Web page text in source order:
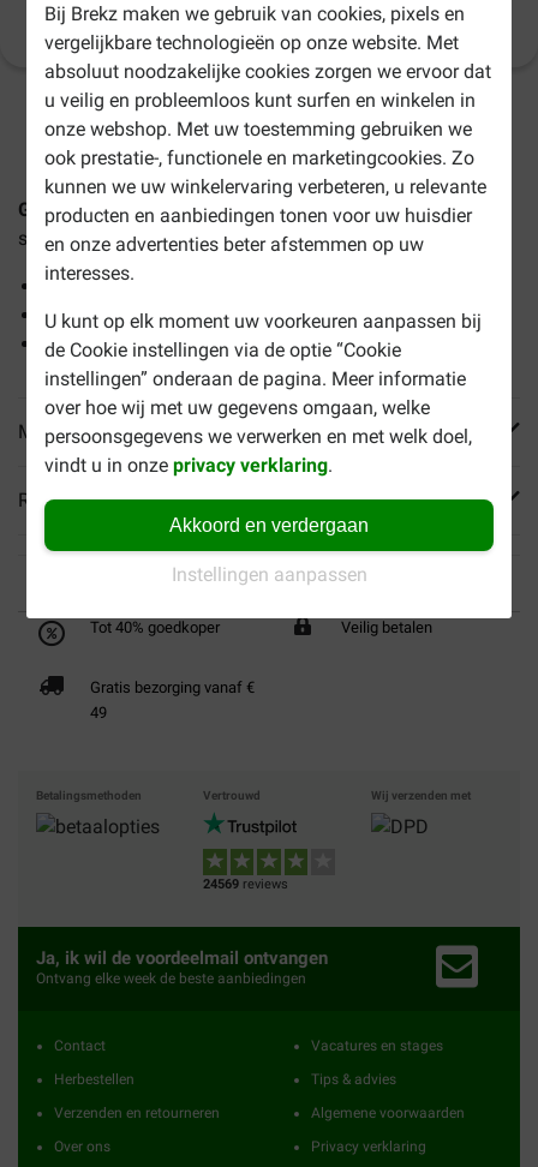
Bij Brekz maken we gebruik van cookies, pixels en
vergelijkbare technologieën op onze website. Met
absoluut noodzakelijke cookies zorgen we ervoor dat
u veilig en probleemloos kunt surfen en winkelen in
onze webshop. Met uw toestemming gebruiken we
ook prestatie-, functionele en marketingcookies. Zo
kunnen we uw winkelervaring verbeteren, u relevante
producten en aanbiedingen tonen voor uw huisdier
en onze advertenties beter afstemmen op uw
interesses.
U kunt op elk moment uw voorkeuren aanpassen bij
de Cookie instellingen via de optie “Cookie
instellingen” onderaan de pagina. Meer informatie
over hoe wij met uw gegevens omgaan, welke
persoonsgegevens we verwerken en met welk doel,
vindt u in onzeprivacy verklaring.
Akkoord en verdergaan
Instellingen aanpassen
Productinformatie
1-3 werkdagen levertijd, tenzij anders aangegeven
Garvo Legkorrel voor kippenis een volledige voeding en is
speciaal samengesteld voor leggende kippen.
Samengesteld voor legkippen
Volledige voeding
Uitgebalanceerde voedingsstoffen
Meer informatie
Reviews
Tot 40% goedkoper Veilig betalen
Gratis bezorging vanaf €
49
Betalingsmethoden Vertrouwd
24569 reviews
Wij verzenden met
Ja, ik wil de voordeelmail ontvangen
Ontvang elke week de beste aanbiedingen
Contact
Herbestellen
Verzenden en retourneren
Over ons
Vacatures en stages
Tips & advies
Algemene voorwaarden
Privacy verklaring